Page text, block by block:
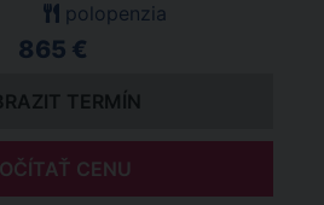
polopenzia
865 €
TERMÍN
CENU